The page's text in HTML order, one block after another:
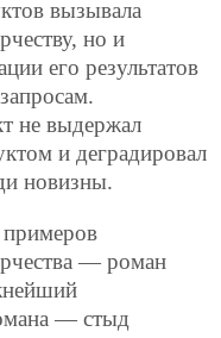
вызывала
но и
его результатов
не выдержал
и деградировал
новизны.
— роман
— стыд